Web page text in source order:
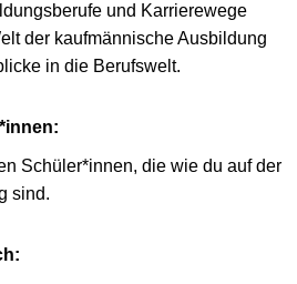
und Karrierewege
der kaufmännische Ausbildung
in die Berufswelt.
Schüler*innen, die wie du auf der
sind.